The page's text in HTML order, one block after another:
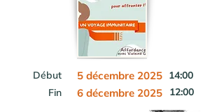
Début 5 décembre 2025 14:00
Fin
6 décembre 2025 12:00